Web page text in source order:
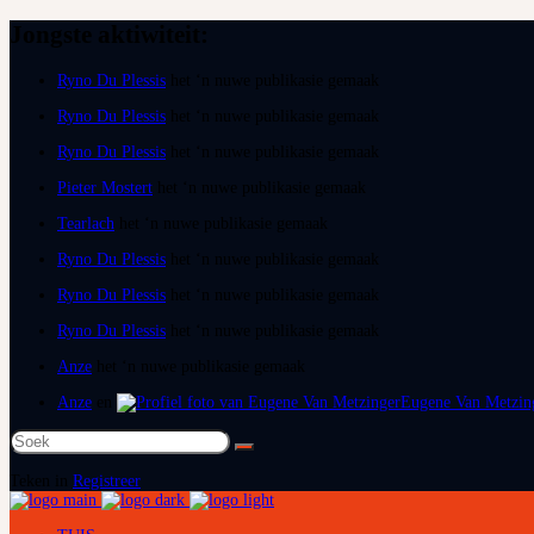
Ryno Du Plessis
Ryno Du Plessis
Ryno Du Plessis
Pieter Mostert
Tearlach
Ryno Du Plessis
Ryno Du Plessis
Ryno Du Plessis
Anze
Anze
Eugene Van
Soek
na:
Registreer